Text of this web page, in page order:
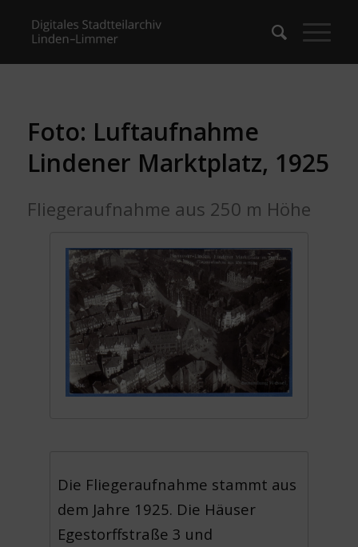
Foto: Luftaufnahme
Lindener Marktplatz, 1925
Fliegeraufnahme aus 250 m Höhe
Die Fliegeraufnahme stammt aus
dem Jahre 1925. Die Häuser
Egestorffstraße 3 und